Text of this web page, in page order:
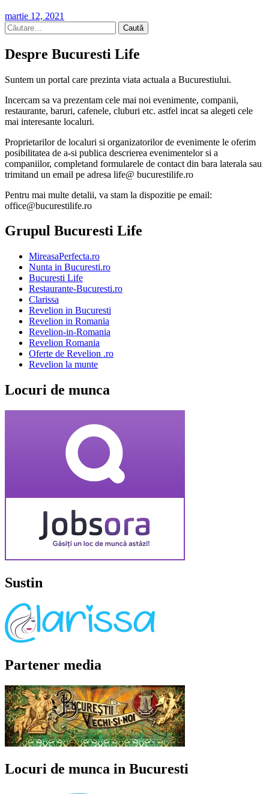
martie 12, 2021
Caută
după:
Despre Bucuresti Life
Suntem un portal care prezinta viata actuala a Bucurestiului.
Incercam sa va prezentam cele mai noi evenimente, companii,
restaurante, baruri, cafenele, cluburi etc. astfel incat sa alegeti cele
mai interesante localuri.
Proprietarilor de localuri si organizatorilor de evenimente le oferim
posibilitatea de a-si publica descrierea evenimentelor si a
companiilor, completand formularele de contact din bara laterala sau
trimitand un email pe adresa life@ bucurestilife.ro
Pentru mai multe detalii, va stam la dispozitie pe email:
office@bucurestilife.ro
Grupul Bucuresti Life
MireasaPerfecta.ro
Nunta in Bucuresti.ro
Bucuresti Life
Restaurante-Bucuresti.ro
Clarissa
Revelion in Bucuresti
Revelion in Romania
Revelion-in-Romania
Revelion Romania
Oferte de Revelion .ro
Revelion la munte
Locuri de munca
Sustin
Partener media
Locuri de munca in Bucuresti